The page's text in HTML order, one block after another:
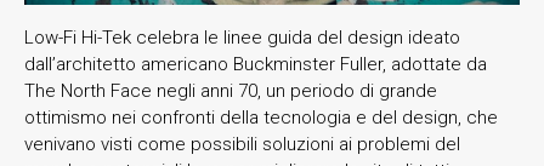
Low-Fi Hi-Tek celebra le linee guida del design ideato
dall’architetto americano Buckminster Fuller, adottate da
The North Face negli anni 70, un periodo di grande
ottimismo nei confronti della tecnologia e del design, che
venivano visti come possibili soluzioni ai problemi del